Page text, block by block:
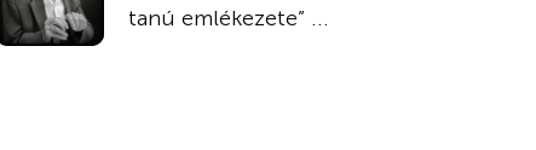
tanú emlékezete” ...